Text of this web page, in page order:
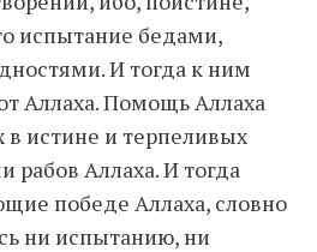
испытание бедами,
И тогда к ним
Аллаха. Помощь Аллаха
в истине и терпеливых
рабов Аллаха. И тогда
победе Аллаха, словно
ни испытанию, ни